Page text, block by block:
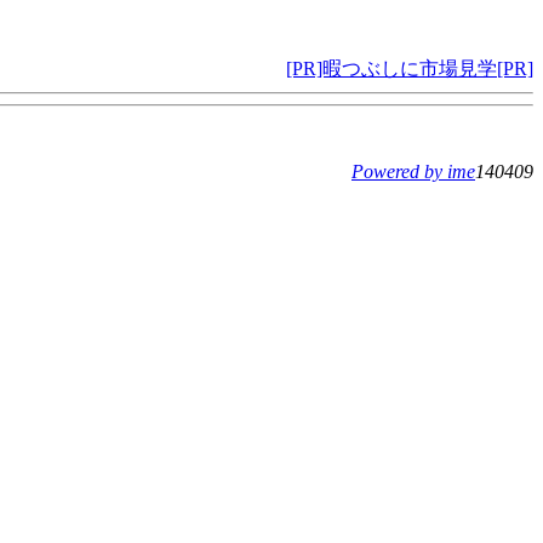
[PR]暇つぶしに市場見学[PR]
Powered by ime140409